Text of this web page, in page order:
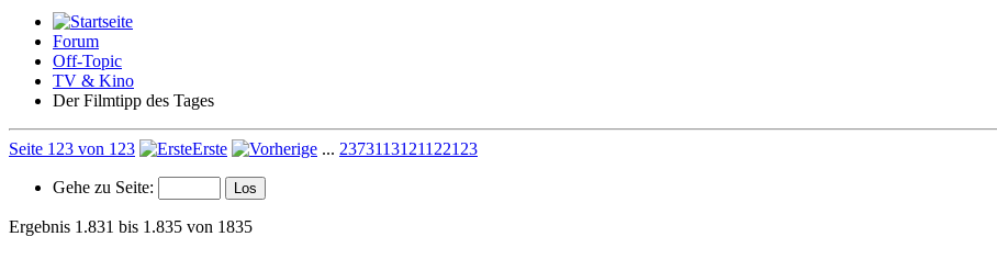
Forum
Off-Topic
TV & Kino
Der Filmtipp des Tages
Seite 123 von 123 Erste ... 2373113121122123
Gehe zu Seite:
Ergebnis 1.831 bis 1.835 von 1835